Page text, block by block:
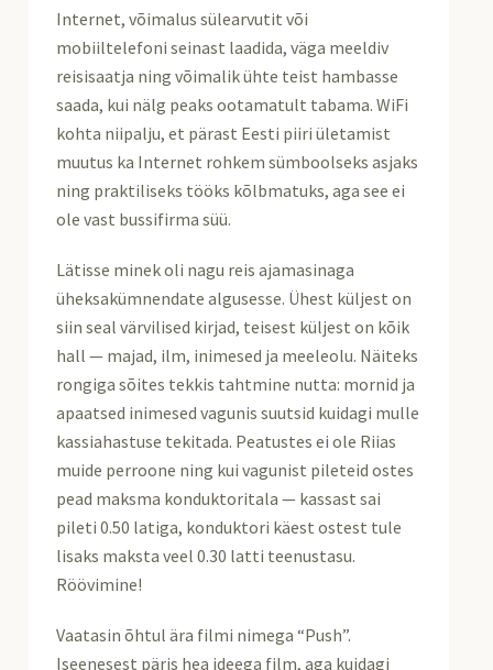
Internet, võimalus sülearvutit või
mobiiltelefoni seinast laadida, väga meeldiv
reisisaatja ning võimalik ühte teist hambasse
saada, kui nälg peaks ootamatult tabama. WiFi
kohta niipalju, et pärast Eesti piiri ületamist
muutus ka Internet rohkem sümboolseks asjaks
ning praktiliseks tööks kõlbmatuks, aga see ei
ole vast bussifirma süü.
Lätisse minek oli nagu reis ajamasinaga
üheksakümnendate algusesse. Ühest küljest on
siin seal värvilised kirjad, teisest küljest on kõik
hall — majad, ilm, inimesed ja meeleolu. Näiteks
rongiga sõites tekkis tahtmine nutta: mornid ja
apaatsed inimesed vagunis suutsid kuidagi mulle
kassiahastuse tekitada. Peatustes ei ole Riias
muide perroone ning kui vagunist pileteid ostes
pead maksma konduktoritala — kassast sai
pileti 0.50 latiga, konduktori käest ostest tule
lisaks maksta veel 0.30 latti teenustasu.
Röövimine!
Vaatasin õhtul ära filmi nimega “Push”.
Iseenesest päris hea ideega film, aga kuidagi